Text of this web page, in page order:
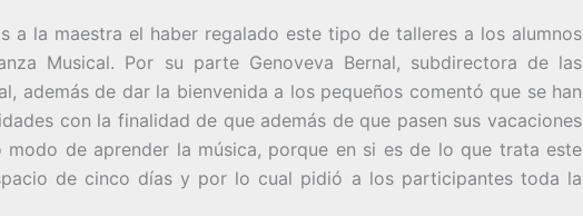
a la maestra el haber regalado este tipo de talleres a los alumnos
Musical. Por su parte Genoveva Bernal, subdirectora de las
además de dar la bienvenida a los pequeños comentó que se han
con la finalidad de que además de que pasen sus vacaciones
de aprender la música, porque en si es de lo que trata este
de cinco días y por lo cual pidió a los participantes toda la